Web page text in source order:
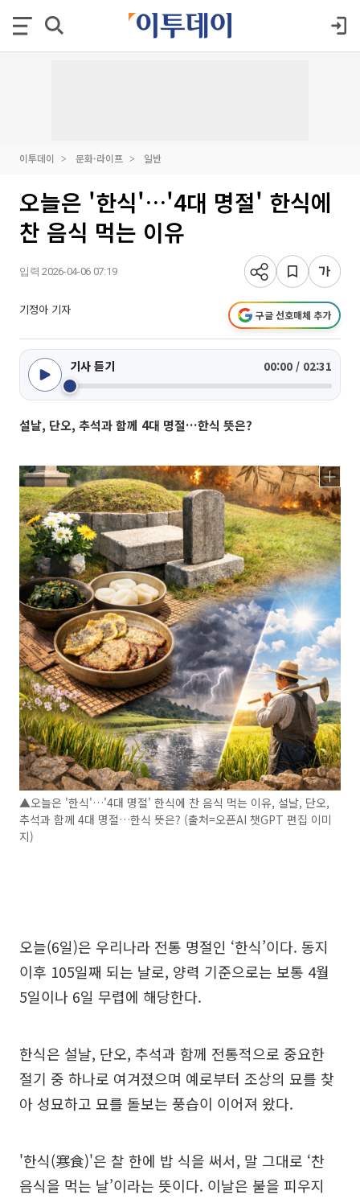
이투데이 문화·라이프 일반
오늘은 '한식'…'4대 명절' 한식에
찬 음식 먹는 이유
입력 2026-04-06 07:19
기정아 기자 구글 선호매체 추가
기사 듣기 00:00 / 02:31
설날, 단오, 추석과 함께 4대 명절…한식 뜻은?
▲오늘은 '한식'…'4대 명절' 한식에 찬 음식 먹는 이유, 설날, 단오,
추석과 함께 4대 명절…한식 뜻은? (출처=오픈AI 챗GPT 편집 이미
지)
오늘(6일)은 우리나라 전통 명절인 ‘한식’이다. 동지
이후 105일째 되는 날로, 양력 기준으로는 보통 4월
5일이나 6일 무렵에 해당한다.
한식은 설날, 단오, 추석과 함께 전통적으로 중요한
절기 중 하나로 여겨졌으며 예로부터 조상의 묘를 찾
아 성묘하고 묘를 돌보는 풍습이 이어져 왔다.
'한식(寒食)'은 찰 한에 밥 식을 써서, 말 그대로 ‘찬
음식을 먹는 날’이라는 뜻이다. 이날은 불을 피우지